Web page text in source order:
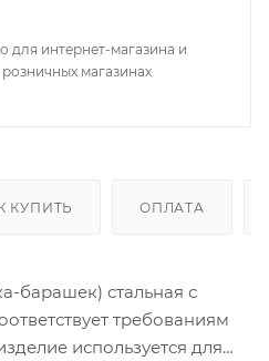
для интернет-магазина и
магазинах
КУПИТЬ ОПЛАТА
барашек) стальная с
требованиям
используется для